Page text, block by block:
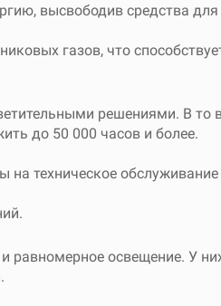
высвободив средства
газов, что
решениями. В то
до 50 000 часов и более.
техническое обслуживание
равномерное освещение. У